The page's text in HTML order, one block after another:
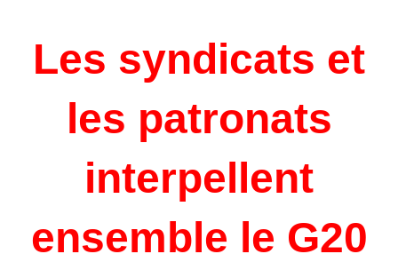
Les syndicats et
les patronats
interpellent
ensemble le G20